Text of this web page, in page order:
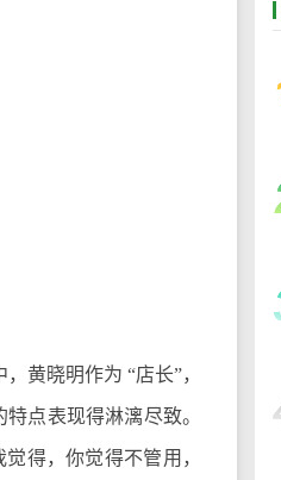
黄晓明作为 “店长”，
点表现得淋漓尽致。
得，你觉得不管用，